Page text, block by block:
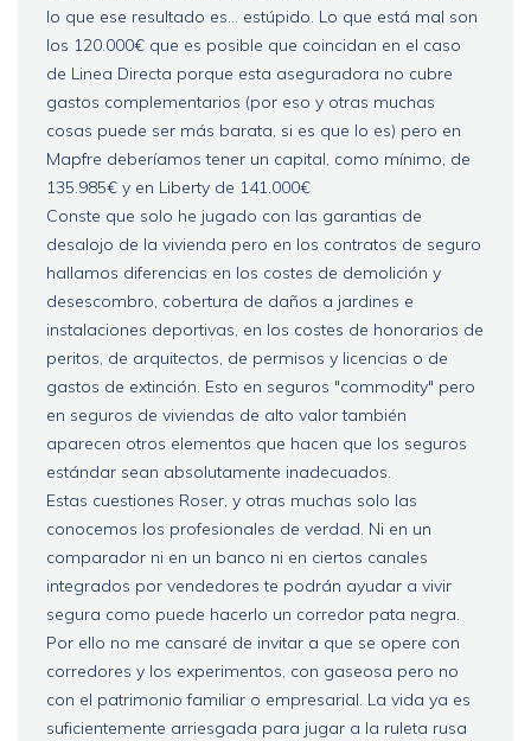
lo que ese resultado es... estúpido. Lo que está mal son
los 120.000€ que es posible que coincidan en el caso
de Linea Directa porque esta aseguradora no cubre
gastos complementarios (por eso y otras muchas
cosas puede ser más barata, si es que lo es) pero en
Mapfre deberíamos tener un capital, como mínimo, de
135.985€ y en Liberty de 141.000€
Conste que solo he jugado con las garantias de
desalojo de la vivienda pero en los contratos de seguro
hallamos diferencias en los costes de demolición y
desescombro, cobertura de daños a jardines e
instalaciones deportivas, en los costes de honorarios de
peritos, de arquitectos, de permisos y licencias o de
gastos de extinción. Esto en seguros "commodity" pero
en seguros de viviendas de alto valor también
aparecen otros elementos que hacen que los seguros
estándar sean absolutamente inadecuados.
Estas cuestiones Roser, y otras muchas solo las
conocemos los profesionales de verdad. Ni en un
comparador ni en un banco ni en ciertos canales
integrados por vendedores te podrán ayudar a vivir
segura como puede hacerlo un corredor pata negra.
Por ello no me cansaré de invitar a que se opere con
corredores y los experimentos, con gaseosa pero no
con el patrimonio familiar o empresarial. La vida ya es
suficientemente arriesgada para jugar a la ruleta rusa